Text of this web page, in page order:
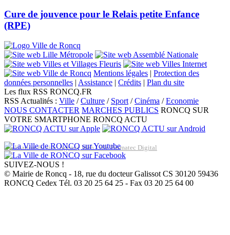
Cure de jouvence pour le Relais petite Enfance
(RPE)
Mentions légales | Protection des
données personnelles | Assistance | Crédits | Plan du site
Les flux RSS RONCQ.FR
RSS Actualités : Ville /Culture / Sport /Cinéma /Economie
NOUS CONTACTER MARCHES PUBLICS RONCQ SUR
VOTRE SMARTPHONE RONCQ ACTU
Réalisation du site: Agence Web Lille Promatec Digital
SUIVEZ-NOUS !
© Mairie de Roncq - 18, rue du docteur Galissot CS 30120 59436
RONCQ Cedex Tél. 03 20 25 64 25 - Fax 03 20 25 64 00